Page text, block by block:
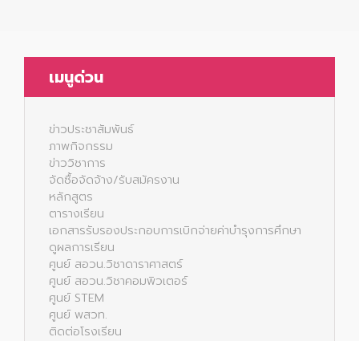
เมนูด่วน
ข่าวประชาสัมพันธ์
ภาพกิจกรรม
ข่าววิชาการ
จัดซื้อจัดจ้าง/รับสมัครงาน
หลักสูตร
ตารางเรียน
เอกสารรับรองประกอบการเบิกจ่ายค่าบำรุงการศึกษา
ดูผลการเรียน
ศูนย์ สอวน.วิชาดาราศาสตร์
ศูนย์ สอวน.วิชาคอมพิวเตอร์
ศูนย์ STEM
ศูนย์ พสวท.
ติดต่อโรงเรียน